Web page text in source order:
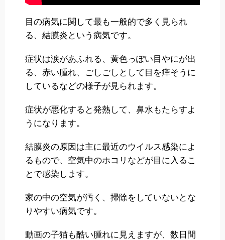
目の病気に関して最も一般的で多く見られ
る、結膜炎という病気です。
症状は涙があふれる、黄色っぽい目やにが出
る、赤い腫れ、ごしごしとして目を痒そうに
しているなどの様子が見られます。
症状が悪化すると発熱して、鼻水もたらすよ
うになります。
結膜炎の原因は主に最近のウイルス感染によ
るもので、空気中のホコリなどが目に入るこ
とで感染します。
家の中の空気が汚く、掃除をしていないとな
りやすい病気です。
動画の子猫も酷い腫れに見えますが、数日間